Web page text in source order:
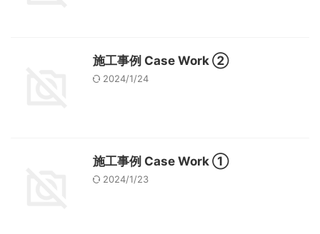
施工事例 Case Work ②
2024/1/24
施工事例 Case Work ①
2024/1/23